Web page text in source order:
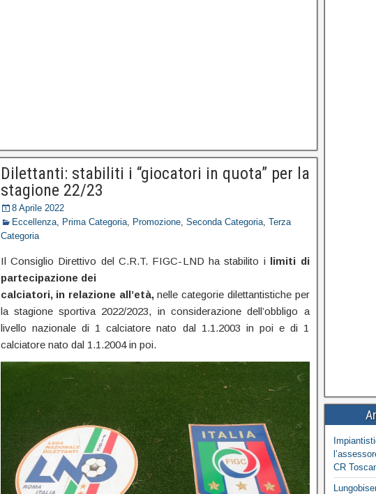
Dilettanti: stabiliti i “giocatori in quota” per la
stagione 22/23
8 Aprile 2022
Eccellenza, Prima Categoria, Promozione, Seconda Categoria, Terza
Categoria
Il Consiglio Direttivo del C.R.T. FIGC-LND ha stabilito i limiti di
partecipazione dei
calciatori, in relazione all’età,nelle categorie dilettantistiche per
la stagione sportiva 2022/2023, in considerazione dell’obbligo a
livello nazionale di 1 calciatore nato dal 1.1.2003 in poi e di 1
calciatore nato dal 1.1.2004 in poi.
CR